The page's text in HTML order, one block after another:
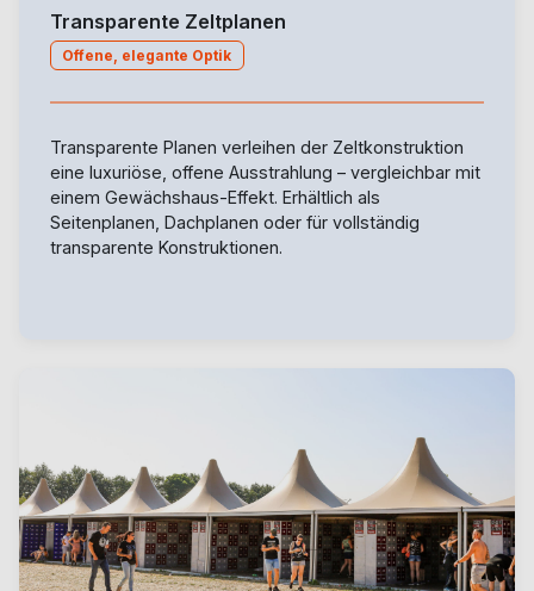
Transparente Zeltplanen
Offene, elegante Optik
Transparente Planen verleihen der Zeltkonstruktion
eine luxuriöse, offene Ausstrahlung – vergleichbar mit
einem Gewächshaus-Effekt. Erhältlich als
Seitenplanen, Dachplanen oder für vollständig
transparente Konstruktionen.